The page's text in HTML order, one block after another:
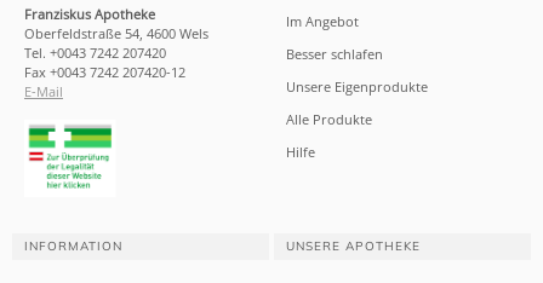
Franziskus Apotheke
Oberfeldstraße 54, 4600 Wels
Tel. +0043 7242 207420
Fax +0043 7242 207420-12
E-Mail
Im Angebot
Besser schlafen
Unsere Eigenprodukte
Alle Produkte
Hilfe
INFORMATION UNSERE APOTHEKE